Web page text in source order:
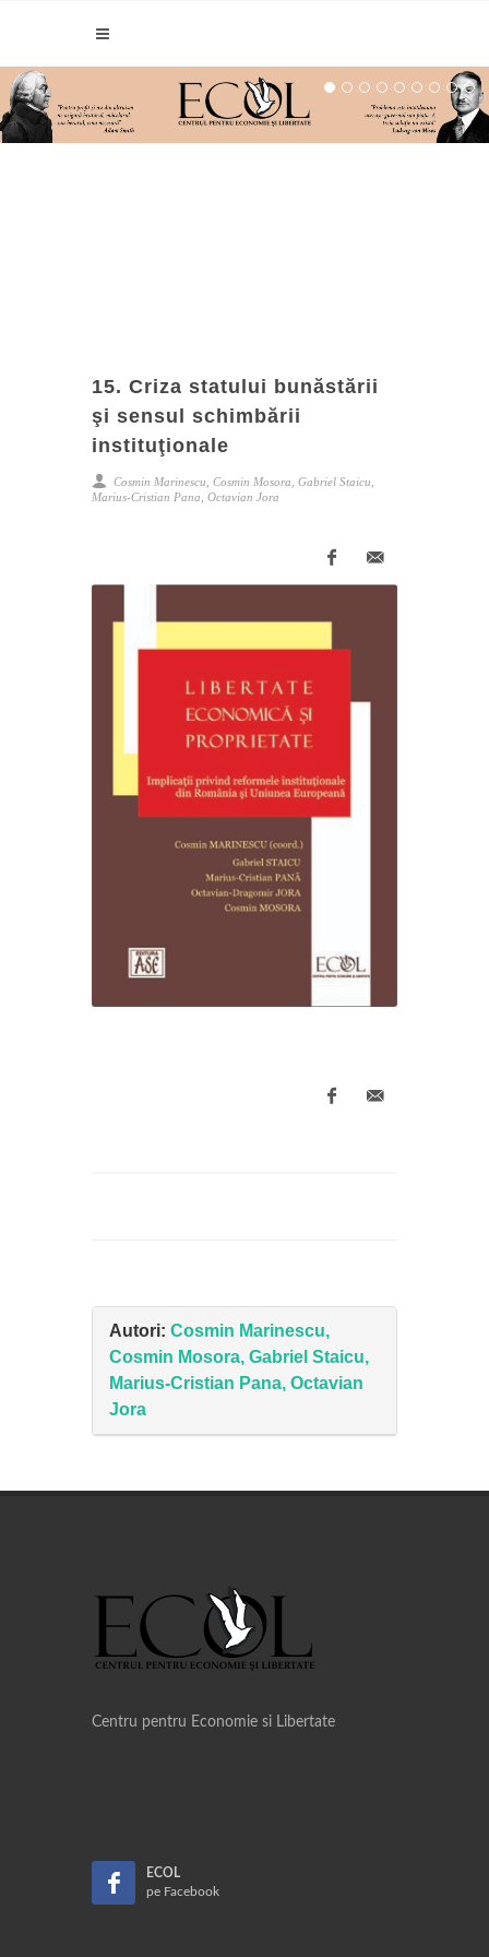
15. Criza statului bunăstării
şi sensul schimbării
instituţionale
Cosmin Marinescu, Cosmin Mosora, Gabriel Staicu,
Marius-Cristian Pana, Octavian Jora
Autori: Cosmin Marinescu,
Cosmin Mosora, Gabriel Staicu,
Marius-Cristian Pana, Octavian
Jora
Centru pentru Economie si Libertate
ECOL
pe Facebook